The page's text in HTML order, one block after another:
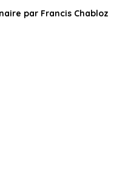
par Francis Chabloz